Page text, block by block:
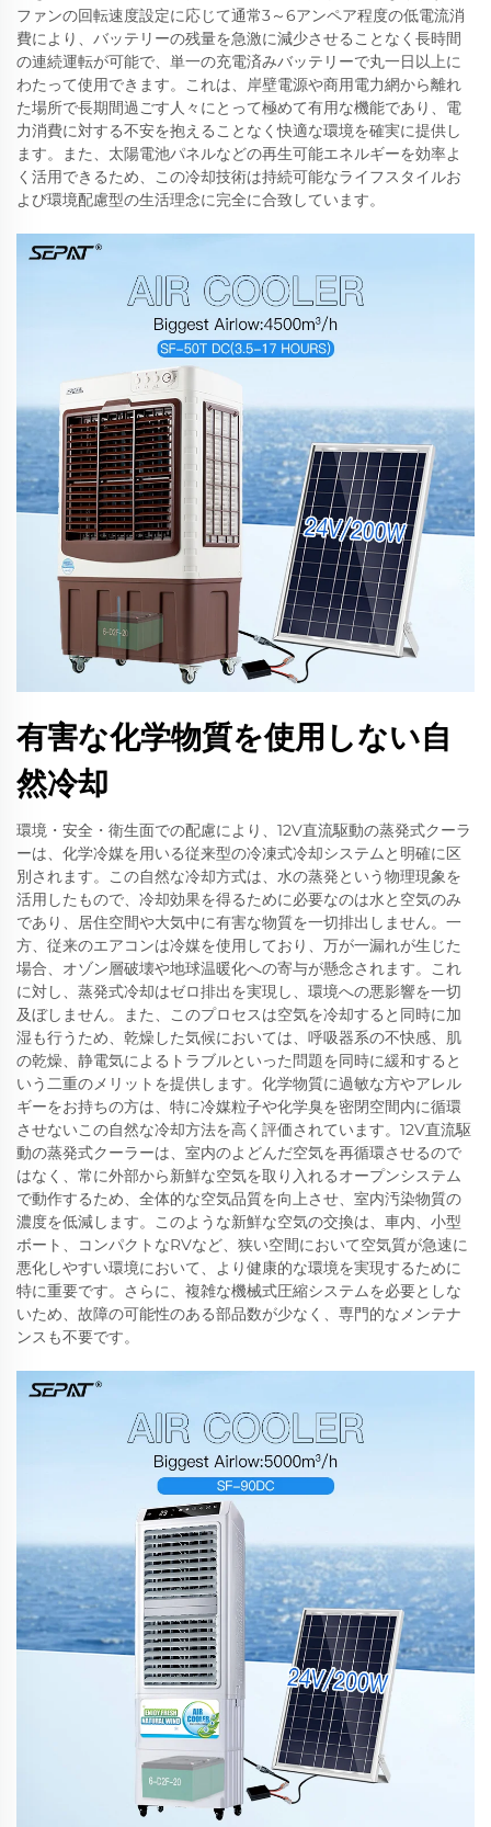
ファンの回転速度設定に応じて通常3～6アンペア程度の低電流消
費により、バッテリーの残量を急激に減少させることなく長時間
の連続運転が可能で、単一の充電済みバッテリーで丸一日以上に
わたって使用できます。これは、岸壁電源や商用電力網から離れ
た場所で長期間過ごす人々にとって極めて有用な機能であり、電
力消費に対する不安を抱えることなく快適な環境を確実に提供し
ます。また、太陽電池パネルなどの再生可能エネルギーを効率よ
く活用できるため、この冷却技術は持続可能なライフスタイルお
よび環境配慮型の生活理念に完全に合致しています。
有害な化学物質を使用しない自
然冷却
環境・安全・衛生面での配慮により、12V直流駆動の蒸発式クーラ
ーは、化学冷媒を用いる従来型の冷凍式冷却システムと明確に区
別されます。この自然な冷却方式は、水の蒸発という物理現象を
活用したもので、冷却効果を得るために必要なのは水と空気のみ
であり、居住空間や大気中に有害な物質を一切排出しません。一
方、従来のエアコンは冷媒を使用しており、万が一漏れが生じた
場合、オゾン層破壊や地球温暖化への寄与が懸念されます。これ
に対し、蒸発式冷却はゼロ排出を実現し、環境への悪影響を一切
及ぼしません。また、このプロセスは空気を冷却すると同時に加
湿も行うため、乾燥した気候においては、呼吸器系の不快感、肌
の乾燥、静電気によるトラブルといった問題を同時に緩和すると
いう二重のメリットを提供します。化学物質に過敏な方やアレル
ギーをお持ちの方は、特に冷媒粒子や化学臭を密閉空間内に循環
させないこの自然な冷却方法を高く評価されています。12V直流駆
動の蒸発式クーラーは、室内のよどんだ空気を再循環させるので
はなく、常に外部から新鮮な空気を取り入れるオープンシステム
で動作するため、全体的な空気品質を向上させ、室内汚染物質の
濃度を低減します。このような新鮮な空気の交換は、車内、小型
ボート、コンパクトなRVなど、狭い空間において空気質が急速に
悪化しやすい環境において、より健康的な環境を実現するために
特に重要です。さらに、複雑な機械式圧縮システムを必要としな
いため、故障の可能性のある部品数が少なく、専門的なメンテナ
ンスも不要です。